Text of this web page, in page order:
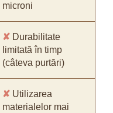
microni
✘ Durabilitate
limitată în timp
(câteva purtări)
✘ Utilizarea
materialelor mai